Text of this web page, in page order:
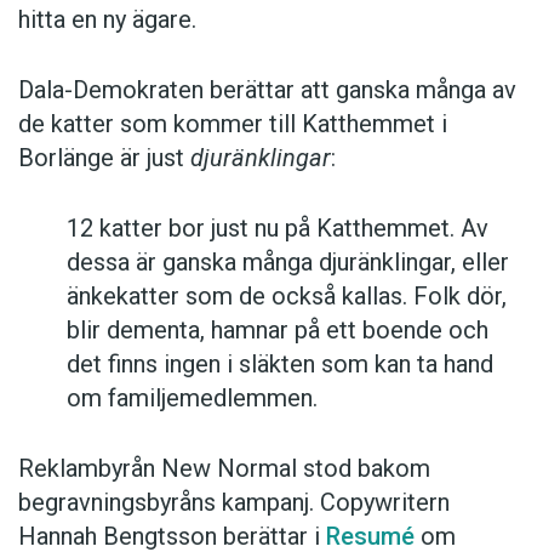
hitta en ny ägare.
Dala-Demokraten berättar att ganska många av
de katter som kommer till Katthemmet i
Borlänge är just djuränklingar:
12 katter bor just nu på Katthemmet. Av
dessa är ganska många djuränklingar, eller
änkekatter som de också kallas. Folk dör,
blir dementa, hamnar på ett boende och
det finns ingen i släkten som kan ta hand
om familjemedlemmen.
Reklambyrån New Normal stod bakom
begravningsbyråns kampanj. Copywritern
Hannah Bengtsson berättar i Resumé om